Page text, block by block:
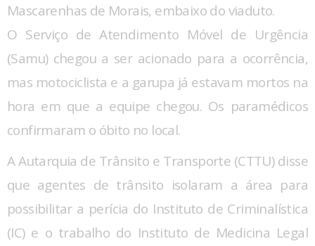
Mascarenhas de Morais, embaixo do viaduto.
O Serviço de Atendimento Móvel de Urgência
(Samu) chegou a ser acionado para a ocorrência,
mas motociclista e a garupa já estavam mortos na
hora em que a equipe chegou. Os paramédicos
confirmaram o óbito no local.
A Autarquia de Trânsito e Transporte (CTTU) disse
que agentes de trânsito isolaram a área para
possibilitar a perícia do Instituto de Criminalística
(IC) e o trabalho do Instituto de Medicina Legal